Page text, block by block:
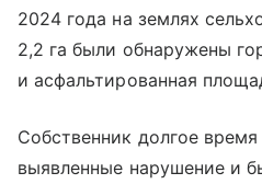
2024 года на землях
2,2 га были обнаружены
и асфальтированная
Собственник долгое время
выявленные нарушение и